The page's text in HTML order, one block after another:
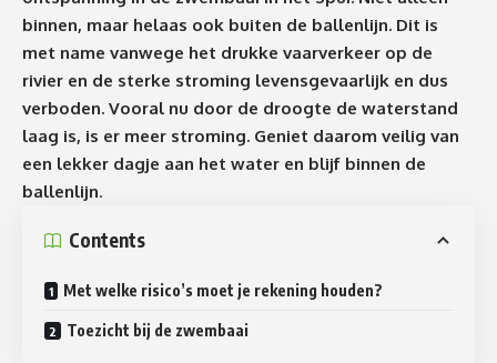
binnen, maar helaas ook buiten de ballenlijn. Dit is
met name vanwege het drukke vaarverkeer op de
rivier en de sterke stroming levensgevaarlijk en dus
verboden. Vooral nu door de droogte de waterstand
laag is, is er meer stroming. Geniet daarom veilig van
een lekker dagje aan het water en blijf binnen de
ballenlijn.
Contents
Met welke risico’s moet je rekening houden?
Toezicht bij de zwembaai